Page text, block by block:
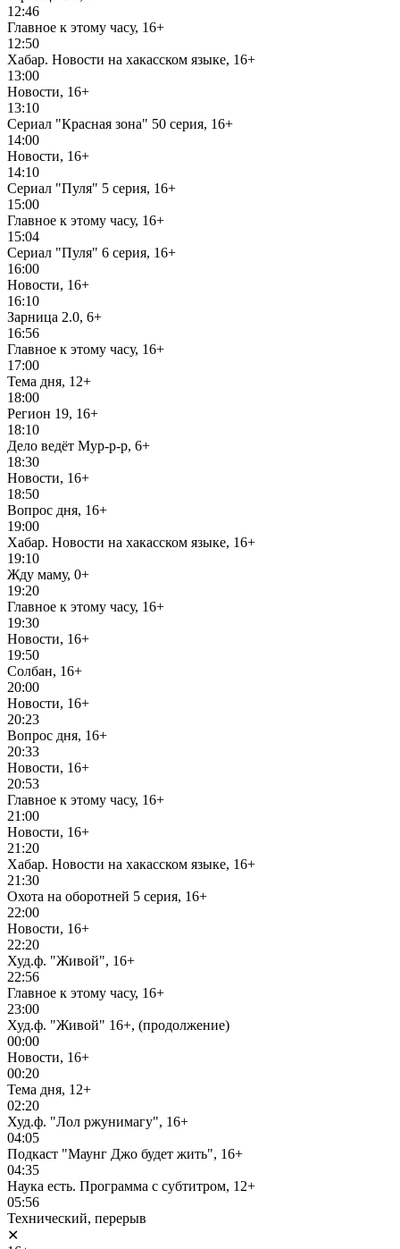
12:46
Главное к этому часу, 16+
12:50
Хабар. Новости на хакасском языке, 16+
13:00
Новости, 16+
13:10
Сериал "Красная зона" 50 серия, 16+
14:00
Новости, 16+
14:10
Сериал "Пуля" 5 серия, 16+
15:00
Главное к этому часу, 16+
15:04
Сериал "Пуля" 6 серия, 16+
16:00
Новости, 16+
16:10
Зарница 2.0, 6+
16:56
Главное к этому часу, 16+
17:00
Тема дня, 12+
18:00
Регион 19, 16+
18:10
Дело ведёт Мур-р-р, 6+
18:30
Новости, 16+
18:50
Вопрос дня, 16+
19:00
Хабар. Новости на хакасском языке, 16+
19:10
Жду маму, 0+
19:20
Главное к этому часу, 16+
19:30
Новости, 16+
19:50
Солбан, 16+
20:00
Новости, 16+
20:23
Вопрос дня, 16+
20:33
Новости, 16+
20:53
Главное к этому часу, 16+
21:00
Новости, 16+
21:20
Хабар. Новости на хакасском языке, 16+
21:30
Охота на оборотней 5 серия, 16+
22:00
Новости, 16+
22:20
Худ.ф. "Живой", 16+
22:56
Главное к этому часу, 16+
23:00
Худ.ф. "Живой" 16+, (продолжение)
00:00
Новости, 16+
00:20
Тема дня, 12+
02:20
Худ.ф. "Лол ржунимагу", 16+
04:05
Подкаст "Маунг Джо будет жить", 16+
04:35
Наука есть. Программа с субтитром, 12+
05:56
Технический, перерыв
✕